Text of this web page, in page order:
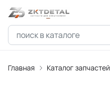
Главная Каталог запчастей